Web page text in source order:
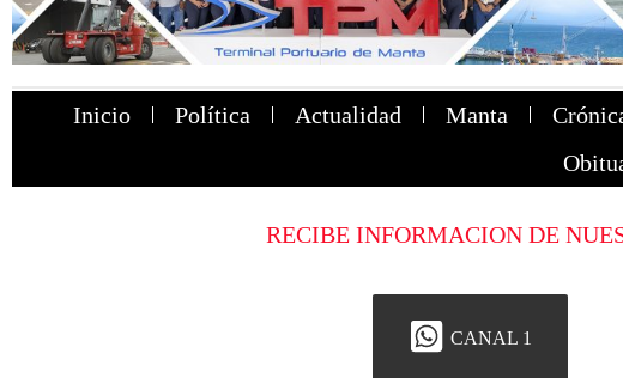
Inicio Política Actualidad Manta
RECIBE INFORMACION DE
CANAL 1